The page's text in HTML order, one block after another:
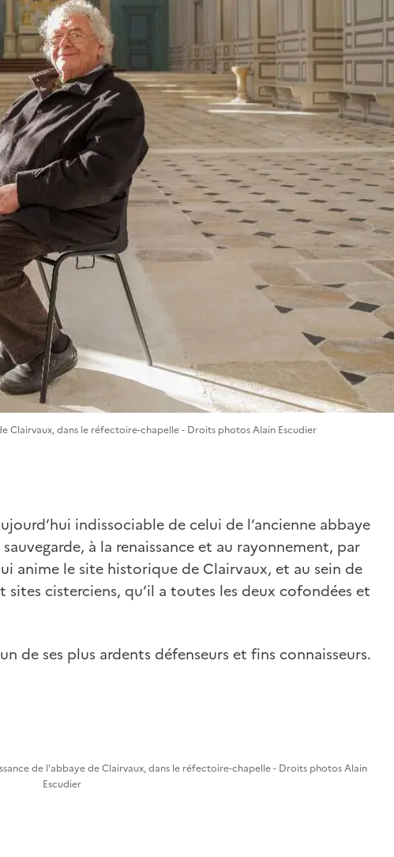
Clairvaux, dans le réfectoire-chapelle - Droits photos Alain Escudier
indissociable de celui de l’ancienne abbaye
à la renaissance et au rayonnement, par
anime le site historique de Clairvaux, et au sein de
sites cisterciens, qu’il a toutes les deux cofondées et
de ses plus ardents défenseurs et fins connaisseurs.
de l'abbaye de Clairvaux, dans le réfectoire-chapelle - Droits photos Alain
Escudier